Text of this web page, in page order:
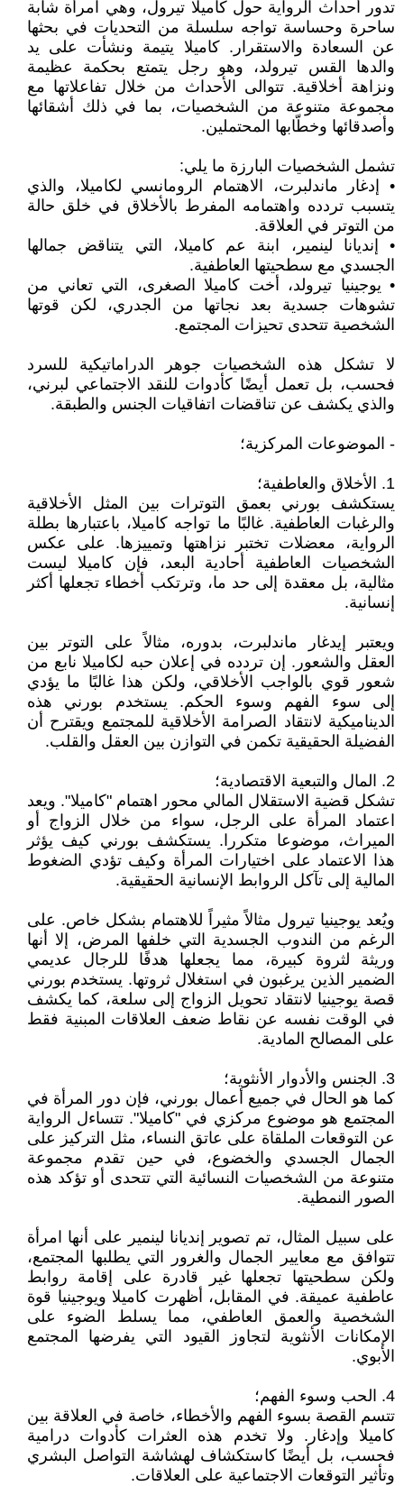
تدور أحداث الرواية حول كاميلا تيرول، وهي امرأة شابة
ساحرة وحساسة تواجه سلسلة من التحديات في بحثها
عن السعادة والاستقرار. كاميلا يتيمة ونشأت على يد
والدها القس تيرولد، وهو رجل يتمتع بحكمة عظيمة
ونزاهة أخلاقية. تتوالى الأحداث من خلال تفاعلاتها مع
مجموعة متنوعة من الشخصيات، بما في ذلك أشقائها
وأصدقائها وخطّابها المحتملين.
تشمل الشخصيات البارزة ما يلي:
• إدغار ماندلبرت، الاهتمام الرومانسي لكاميلا، والذي
يتسبب تردده واهتمامه المفرط بالأخلاق في خلق حالة
من التوتر في العلاقة.
• إنديانا لينمير، ابنة عم كاميلا، التي يتناقض جمالها
الجسدي مع سطحيتها العاطفية.
• يوجينيا تيرولد، أخت كاميلا الصغرى، التي تعاني من
تشوهات جسدية بعد نجاتها من الجدري، لكن قوتها
الشخصية تتحدى تحيزات المجتمع.
لا تشكل هذه الشخصيات جوهر الدراماتيكية للسرد
فحسب، بل تعمل أيضًا كأدوات للنقد الاجتماعي لبرني،
والذي يكشف عن تناقضات اتفاقيات الجنس والطبقة.
- الموضوعات المركزية؛
1. الأخلاق والعاطفية؛
يستكشف بورني بعمق التوترات بين المثل الأخلاقية
والرغبات العاطفية. غالبًا ما تواجه كاميلا، باعتبارها بطلة
الرواية، معضلات تختبر نزاهتها وتمييزها. على عكس
الشخصيات العاطفية أحادية البعد، فإن كاميلا ليست
مثالية، بل معقدة إلى حد ما، وترتكب أخطاء تجعلها أكثر
إنسانية.
ويعتبر إيدغار ماندلبرت، بدوره، مثالاً على التوتر بين
العقل والشعور. إن تردده في إعلان حبه لكاميلا نابع من
شعور قوي بالواجب الأخلاقي، ولكن هذا غالبًا ما يؤدي
إلى سوء الفهم وسوء الحكم. يستخدم بورني هذه
الديناميكية لانتقاد الصرامة الأخلاقية للمجتمع ويقترح أن
الفضيلة الحقيقية تكمن في التوازن بين العقل والقلب.
2. المال والتبعية الاقتصادية؛
تشكل قضية الاستقلال المالي محور اهتمام "كاميلا". ويعد
اعتماد المرأة على الرجل، سواء من خلال الزواج أو
الميراث، موضوعا متكررا. يستكشف بورني كيف يؤثر
هذا الاعتماد على اختيارات المرأة وكيف تؤدي الضغوط
المالية إلى تآكل الروابط الإنسانية الحقيقية.
ويُعد يوجينيا تيرول مثالاً مثيراً للاهتمام بشكل خاص. على
الرغم من الندوب الجسدية التي خلفها المرض، إلا أنها
وريثة لثروة كبيرة، مما يجعلها هدفًا للرجال عديمي
الضمير الذين يرغبون في استغلال ثروتها. يستخدم بورني
قصة يوجينيا لانتقاد تحويل الزواج إلى سلعة، كما يكشف
في الوقت نفسه عن نقاط ضعف العلاقات المبنية فقط
على المصالح المادية.
3. الجنس والأدوار الأنثوية؛
كما هو الحال في جميع أعمال بورني، فإن دور المرأة في
المجتمع هو موضوع مركزي في "كاميلا". تتساءل الرواية
عن التوقعات الملقاة على عاتق النساء، مثل التركيز على
الجمال الجسدي والخضوع، في حين تقدم مجموعة
متنوعة من الشخصيات النسائية التي تتحدى أو تؤكد هذه
الصور النمطية.
على سبيل المثال، تم تصوير إنديانا لينمير على أنها امرأة
تتوافق مع معايير الجمال والغرور التي يطلبها المجتمع،
ولكن سطحيتها تجعلها غير قادرة على إقامة روابط
عاطفية عميقة. في المقابل، أظهرت كاميلا ويوجينيا قوة
الشخصية والعمق العاطفي، مما يسلط الضوء على
الإمكانات الأنثوية لتجاوز القيود التي يفرضها المجتمع
الأبوي.
4. الحب وسوء الفهم؛
تتسم القصة بسوء الفهم والأخطاء، خاصة في العلاقة بين
كاميلا وإدغار. ولا تخدم هذه العثرات كأدوات درامية
فحسب، بل أيضًا كاستكشاف لهشاشة التواصل البشري
وتأثير التوقعات الاجتماعية على العلاقات.